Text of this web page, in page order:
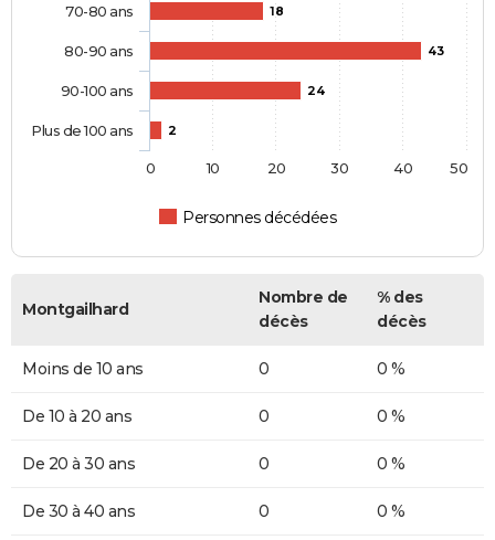
18
43
24
2
Personnes décédées
70-80 ans
80-90 ans
90-100 ans
Plus de 100 ans
0 10 20 30 40 50
Montgailhard
Nombre de
décès
% des
décès
Moins de 10 ans 0 0 %
De 10 à 20 ans 0 0 %
De 20 à 30 ans 0 0 %
De 30 à 40 ans 0 0 %